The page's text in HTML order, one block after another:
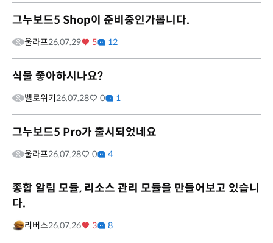
그누보드5 Shop이 준비중인가봅니다.
울라프26.07.29 5 12
식물 좋아하시나요?
벨로위키26.07.28 0 1
그누보드5 Pro가 출시되었네요
울라프26.07.28 0 4
종합 알림 모듈, 리소스 관리 모듈을 만들어보고 있습니
다.
리버스26.07.26 3 8